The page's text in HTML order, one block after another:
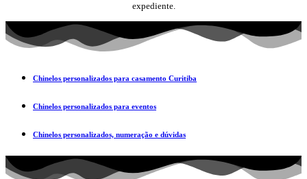
expediente.
Chinelos personalizados para casamento Curitiba
Chinelos personalizados para eventos
Chinelos personalizados, numeração e dúvidas